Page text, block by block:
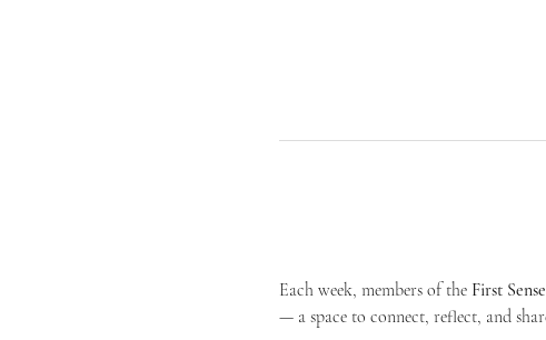
Each week, members of the First
— a space to connect, reflect, and